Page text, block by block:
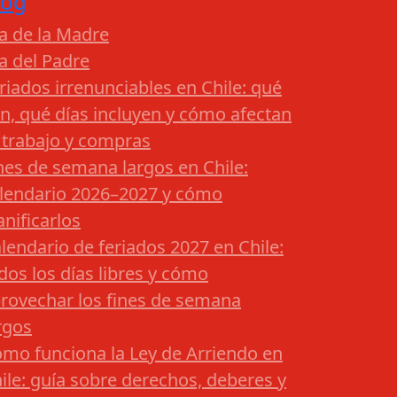
de la Madre
del Padre
irrenunciables en Chile: qué
qué días incluyen y cómo afectan
y compras
de semana largos en Chile:
2026–2027 y cómo
de feriados 2027 en Chile:
los días libres y cómo
los fines de semana
funciona la Ley de Arriendo en
guía sobre derechos, deberes y